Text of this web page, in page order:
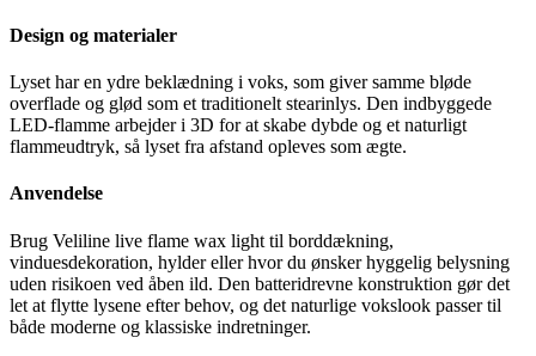
Design og materialer
Lyset har en ydre beklædning i voks, som giver samme bløde
overflade og glød som et traditionelt stearinlys. Den indbyggede
LED-flamme arbejder i 3D for at skabe dybde og et naturligt
flammeudtryk, så lyset fra afstand opleves som ægte.
Anvendelse
Brug Veliline live flame wax light til borddækning,
vinduesdekoration, hylder eller hvor du ønsker hyggelig belysning
uden risikoen ved åben ild. Den batteridrevne konstruktion gør det
let at flytte lysene efter behov, og det naturlige vokslook passer til
både moderne og klassiske indretninger.